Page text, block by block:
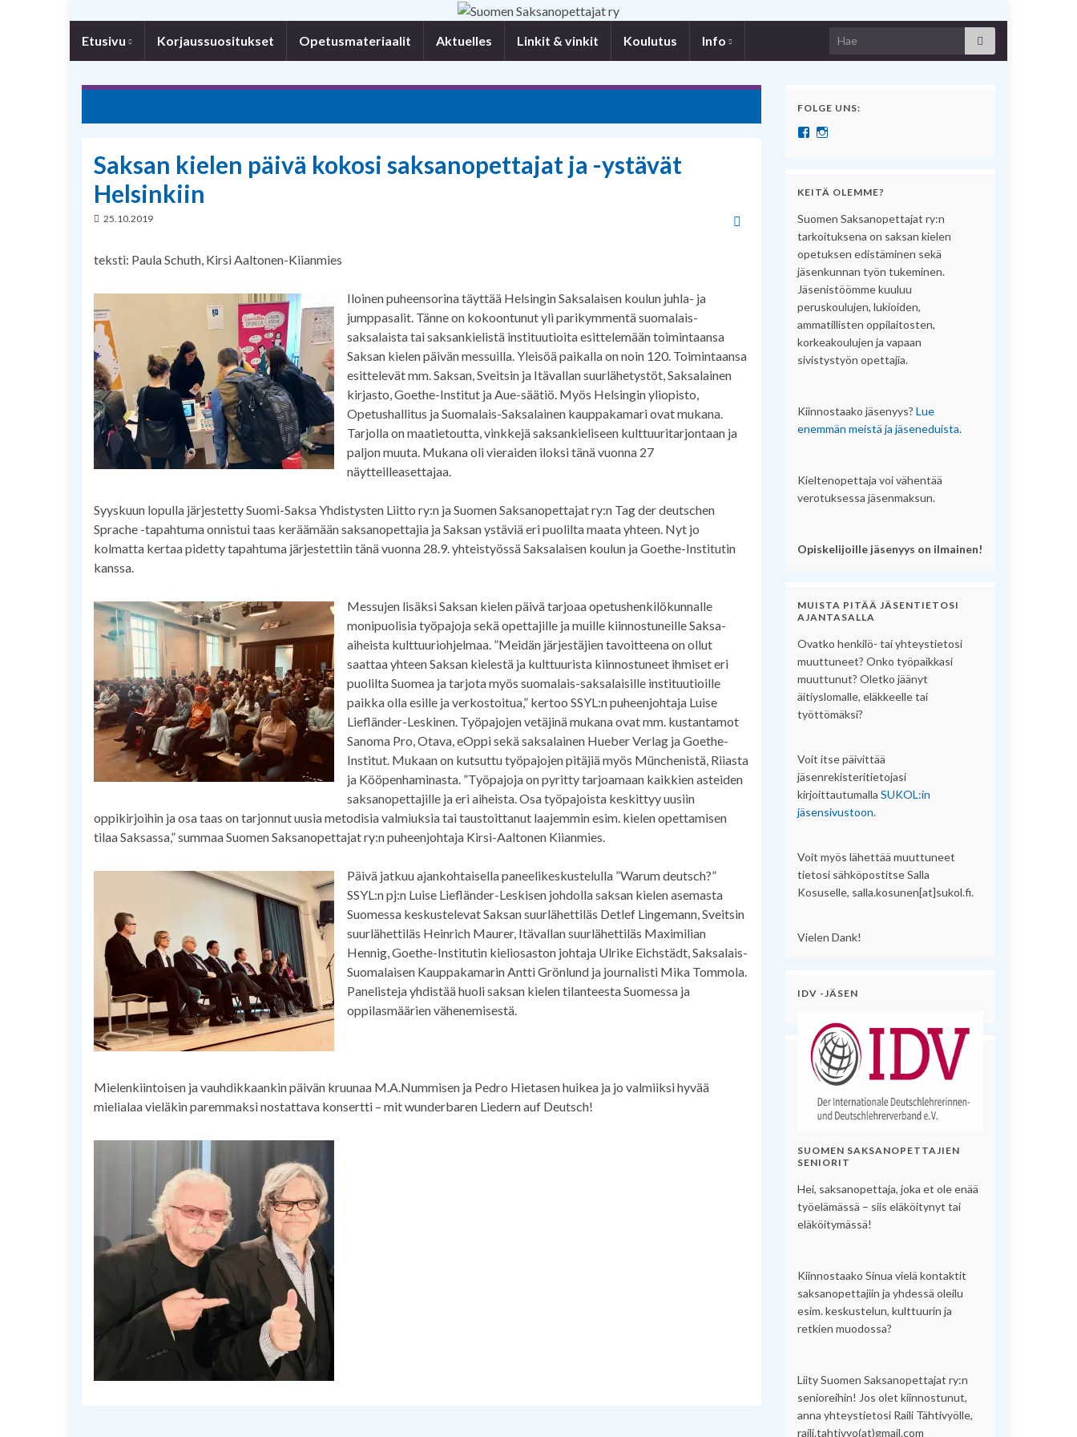
Etusivu Korjaussuositukset Opetusmateriaalit Aktuelles Linkit & vinkit Koulutus Info Search for:
Saksan kielen päivä kokosi saksanopettajat ja -ystävät
Helsinkiin
25.10.2019
teksti: Paula Schuth, Kirsi Aaltonen-Kiianmies
Iloinen puheensorina täyttää Helsingin Saksalaisen koulun juhla- ja
jumppasalit. Tänne on kokoontunut yli parikymmentä suomalais-
saksalaista tai saksankielistä instituutioita esittelemään toimintaansa
Saksan kielen päivän messuilla. Yleisöä paikalla on noin 120. Toimintaansa
esittelevät mm. Saksan, Sveitsin ja Itävallan suurlähetystöt, Saksalainen
kirjasto, Goethe-Institut ja Aue-säätiö. Myös Helsingin yliopisto,
Opetushallitus ja Suomalais-Saksalainen kauppakamari ovat mukana.
Tarjolla on maatietoutta, vinkkejä saksankieliseen kulttuuritarjontaan ja
paljon muuta. Mukana oli vieraiden iloksi tänä vuonna 27
näytteilleasettajaa.
Syyskuun lopulla järjestetty Suomi-Saksa Yhdistysten Liitto ry:n ja Suomen Saksanopettajat ry:n Tag der deutschen
Sprache -tapahtuma onnistui taas keräämään saksanopettajia ja Saksan ystäviä eri puolilta maata yhteen. Nyt jo
kolmatta kertaa pidetty tapahtuma järjestettiin tänä vuonna 28.9. yhteistyössä Saksalaisen koulun ja Goethe-Institutin
kanssa.
Messujen lisäksi Saksan kielen päivä tarjoaa opetushenkilökunnalle
monipuolisia työpajoja sekä opettajille ja muille kiinnostuneille Saksa-
aiheista kulttuuriohjelmaa. ”Meidän järjestäjien tavoitteena on ollut
saattaa yhteen Saksan kielestä ja kulttuurista kiinnostuneet ihmiset eri
puolilta Suomea ja tarjota myös suomalais-saksalaisille instituutioille
paikka olla esille ja verkostoitua,” kertoo SSYL:n puheenjohtaja Luise
Liefländer-Leskinen. Työpajojen vetäjinä mukana ovat mm. kustantamot
Sanoma Pro, Otava, eOppi sekä saksalainen Hueber Verlag ja Goethe-
Institut. Mukaan on kutsuttu työpajojen pitäjiä myös Münchenistä, Riiasta
ja Kööpenhaminasta. ”Työpajoja on pyritty tarjoamaan kaikkien asteiden
saksanopettajille ja eri aiheista. Osa työpajoista keskittyy uusiin
oppikirjoihin ja osa taas on tarjonnut uusia metodisia valmiuksia tai taustoittanut laajemmin esim. kielen opettamisen
tilaa Saksassa,” summaa Suomen Saksanopettajat ry:n puheenjohtaja Kirsi-Aaltonen Kiianmies.
Päivä jatkuu ajankohtaisella paneelikeskustelulla ”Warum deutsch?”
SSYL:n pj:n Luise Liefländer-Leskisen johdolla saksan kielen asemasta
Suomessa keskustelevat Saksan suurlähettiläs Detlef Lingemann, Sveitsin
suurlähettiläs Heinrich Maurer, Itävallan suurlähettiläs Maximilian
Hennig, Goethe-Institutin kieliosaston johtaja Ulrike Eichstädt, Saksalais-
Suomalaisen Kauppakamarin Antti Grönlund ja journalisti Mika Tommola.
Panelisteja yhdistää huoli saksan kielen tilanteesta Suomessa ja
oppilasmäärien vähenemisestä.
Mielenkiintoisen ja vauhdikkaankin päivän kruunaa M.A.Nummisen ja Pedro Hietasen huikea ja jo valmiiksi hyvää
mielialaa vieläkin paremmaksi nostattava konsertti – mit wunderbaren Liedern auf Deutsch!
FOLGE UNS:
Näytä SuomenSaksanopettajat:n profiili Facebook
Näytä suomensaksanopettajat:n profiili Instagram
KEITÄ OLEMME?
Suomen Saksanopettajat ry:n
tarkoituksena on saksan kielen
opetuksen edistäminen sekä
jäsenkunnan työn tukeminen.
Jäsenistöömme kuuluu
peruskoulujen, lukioiden,
ammatillisten oppilaitosten,
korkeakoulujen ja vapaan
sivistystyön opettajia.
Kiinnostaako jäsenyys? Lue
enemmän meistä ja jäseneduista.
Kieltenopettaja voi vähentää
verotuksessa jäsenmaksun.
Opiskelijoille jäsenyys on ilmainen!
MUISTA PITÄÄ JÄSENTIETOSI
AJANTASALLA
Ovatko henkilö- tai yhteystietosi
muuttuneet? Onko työpaikkasi
muuttunut? Oletko jäänyt
äitiyslomalle, eläkkeelle tai
työttömäksi?
Voit itse päivittää
jäsenrekisteritietojasi
kirjoittautumalla SUKOL:in
jäsensivustoon.
Voit myös lähettää muuttuneet
tietosi sähköpostitse Salla
Kosuselle, salla.kosunen[at]sukol.fi.
Vielen Dank!
IDV -JÄSEN
SUOMEN SAKSANOPETTAJIEN
SENIORIT
Hei, saksanopettaja, joka et ole enää
työelämässä – siis eläköitynyt tai
eläköitymässä!
Kiinnostaako Sinua vielä kontaktit
saksanopettajiin ja yhdessä oleilu
esim. keskustelun, kulttuurin ja
retkien muodossa?
Liity Suomen Saksanopettajat ry:n
senioreihin! Jos olet kiinnostunut,
anna yhteystietosi Raili Tähtivyölle,
raili.tahtivyo(at)gmail.com